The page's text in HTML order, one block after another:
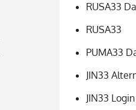
RUSA33
RUSA33
PUMA33
JIN33
JIN33 Login